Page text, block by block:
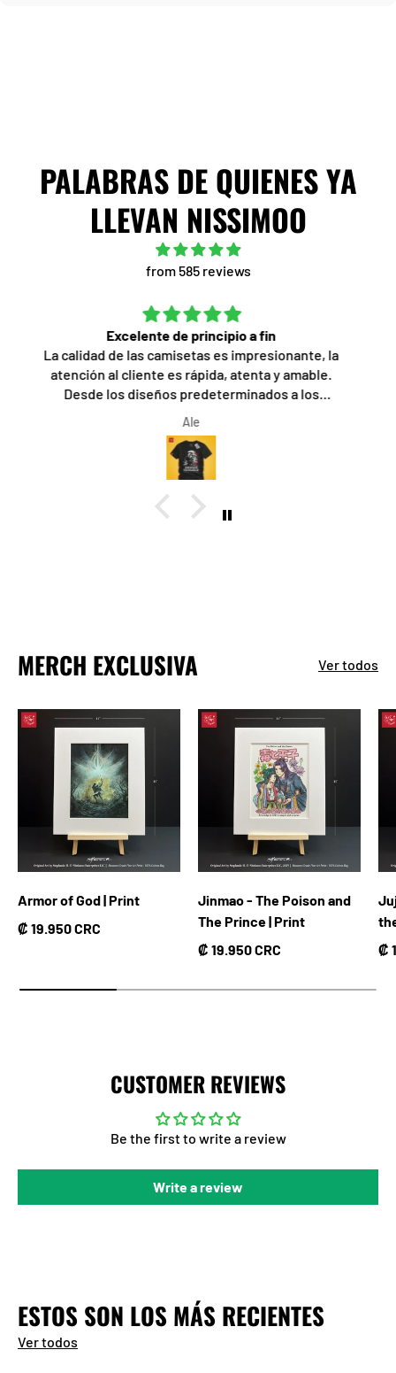
PALABRAS DE QUIENES YA
LLEVAN NISSIMOO
from 585 reviews
Mande hacer dos camisetas con reseñas de dos
películas de los 80's; quedaron espectaculares, el
servicio por WhatsApp fue muy profesional, acorde
a lo que solicite, la personalización de una de las
camisetas a mi gusto fue lo mejor, el trato, servicio
y rapidez, increíble, recomendado al 1000%
onno.sanchez@gmail.com
MERCH EXCLUSIVA Ver todos
Armor of God | Print
Precio normal
₡ 19.950 CRC
Jinmao - The Poison and
The Prince | Print
Precio normal
₡ 19.950 CRC ₡
CUSTOMER REVIEWS
Be the first to write a review
Write a review
ESTOS SON LOS MÁS RECIENTES
Ver todos